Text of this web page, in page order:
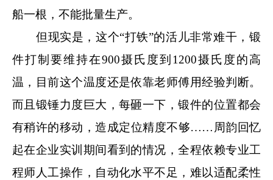
船一根，不能批量生产。
但现实是，这个“打铁”的活儿非常难干，锻
件打制要维持在900摄氏度到 1200摄氏度的高
温，目前这个温度还是依靠老师傅用经验判断。
而且锻锤力度巨大，每砸一下，锻件的位置都会
有稍许的移动，造成定位精度不够……周韵回忆
起在企业实训期间看到的情况，全程依赖专业工
程师人工操作，自动化水平不足，难以适配柔性